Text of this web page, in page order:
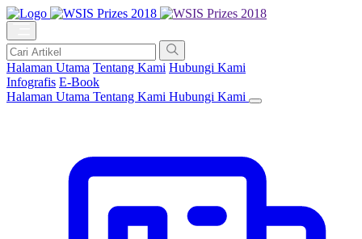
Halaman Utama Tentang Kami Hubungi Kami
Infografis E-Book
Halaman Utama Tentang Kami Hubungi Kami